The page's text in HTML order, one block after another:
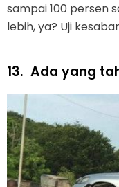
sampai 100 persen
lebih, ya? Uji
13. Ada yang